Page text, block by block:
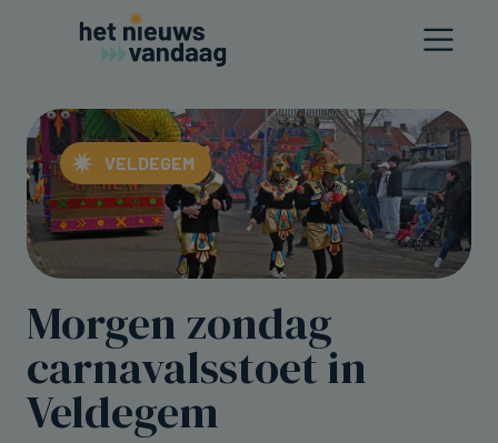
VELDEGEM
Morgen zondag
carnavalsstoet in
Veldegem